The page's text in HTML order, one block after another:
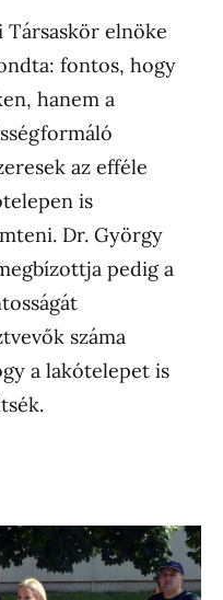
Társaskör elnöke
fontos, hogy
hanem a
az efféle
is
Dr. György
pedig a
száma
a lakótelepet is